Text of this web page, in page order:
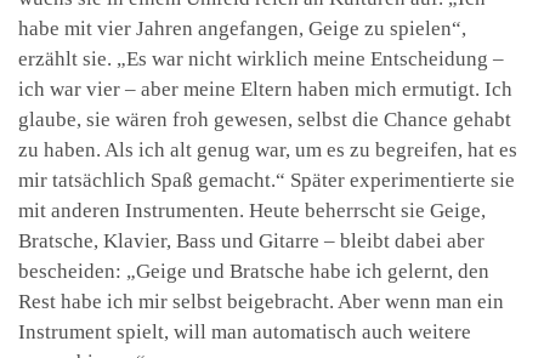
habe mit vier Jahren angefangen, Geige zu spielen“,
erzählt sie. „Es war nicht wirklich meine Entscheidung –
ich war vier – aber meine Eltern haben mich ermutigt. Ich
glaube, sie wären froh gewesen, selbst die Chance gehabt
zu haben. Als ich alt genug war, um es zu begreifen, hat es
mir tatsächlich Spaß gemacht.“ Später experimentierte sie
mit anderen Instrumenten. Heute beherrscht sie Geige,
Bratsche, Klavier, Bass und Gitarre – bleibt dabei aber
bescheiden: „Geige und Bratsche habe ich gelernt, den
Rest habe ich mir selbst beigebracht. Aber wenn man ein
Instrument spielt, will man automatisch auch weitere